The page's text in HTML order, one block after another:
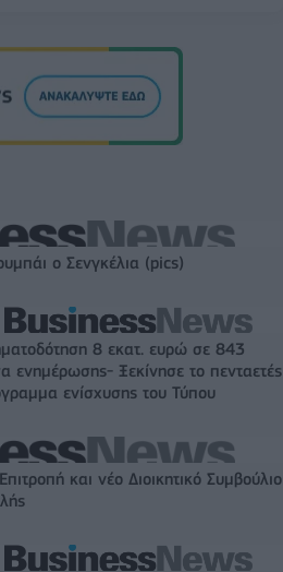
ο Σενγκέλια (pics)
8 εκατ. ευρώ σε 843
ενημέρωσης- Ξεκίνησε το πενταετές
ενίσχυσης του Τύπου
και νέο Διοικητικό Συμβούλιο